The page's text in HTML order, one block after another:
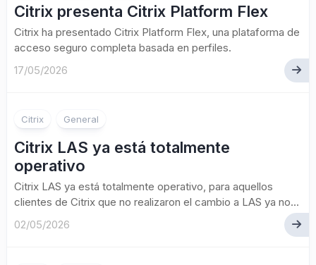
Citrix presenta Citrix Platform Flex
Citrix ha presentado Citrix Platform Flex, una plataforma de
acceso seguro completa basada en perfiles.
17/05/2026
Citrix General
Citrix LAS ya está totalmente
operativo
Citrix LAS ya está totalmente operativo, para aquellos
clientes de Citrix que no realizaron el cambio a LAS ya no...
02/05/2026